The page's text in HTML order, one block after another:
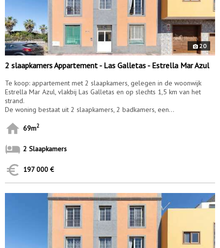
20
2 slaapkamers Appartement - Las Galletas - Estrella Mar Azul
Te koop: appartement met 2 slaapkamers, gelegen in de woonwijk
Estrella Mar Azul, vlakbij Las Galletas en op slechts 1,5 km van het
strand.
De woning bestaat uit 2 slaapkamers, 2 badkamers, een...
69m2
2 Slaapkamers
197 000 €